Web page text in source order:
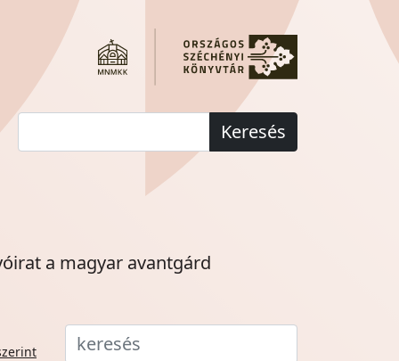
Keresés
a magyar avantgárd